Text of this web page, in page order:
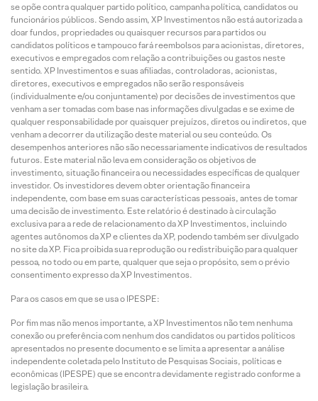
se opõe contra qualquer partido político, campanha política, candidatos ou
funcionários públicos. Sendo assim, XP Investimentos não está autorizada a
doar fundos, propriedades ou quaisquer recursos para partidos ou
candidatos políticos e tampouco fará reembolsos para acionistas, diretores,
executivos e empregados com relação a contribuições ou gastos neste
sentido. XP Investimentos e suas afiliadas, controladoras, acionistas,
diretores, executivos e empregados não serão responsáveis
(individualmente e/ou conjuntamente) por decisões de investimentos que
venham a ser tomadas com base nas informações divulgadas e se exime de
qualquer responsabilidade por quaisquer prejuízos, diretos ou indiretos, que
venham a decorrer da utilização deste material ou seu conteúdo. Os
desempenhos anteriores não são necessariamente indicativos de resultados
futuros. Este material não leva em consideração os objetivos de
investimento, situação financeira ou necessidades específicas de qualquer
investidor. Os investidores devem obter orientação financeira
independente, com base em suas características pessoais, antes de tomar
uma decisão de investimento. Este relatório é destinado à circulação
exclusiva para a rede de relacionamento da XP Investimentos, incluindo
agentes autônomos da XP e clientes da XP, podendo também ser divulgado
no site da XP. Fica proibida sua reprodução ou redistribuição para qualquer
pessoa, no todo ou em parte, qualquer que seja o propósito, sem o prévio
consentimento expresso da XP Investimentos.
Para os casos em que se usa o IPESPE:
Por fim mas não menos importante, a XP Investimentos não tem nenhuma
conexão ou preferência com nenhum dos candidatos ou partidos políticos
apresentados no presente documento e se limita a apresentar a análise
independente coletada pelo Instituto de Pesquisas Sociais, políticas e
econômicas (IPESPE) que se encontra devidamente registrado conforme a
legislação brasileira.